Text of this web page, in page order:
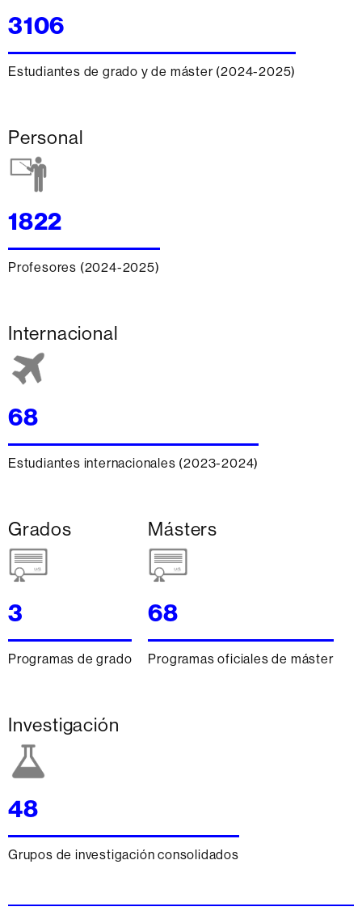
3106
Estudiantes de grado y de máster (2024-2025)
Personal
1822
Profesores (2024-2025)
Internacional
68
Estudiantes internacionales (2023-2024)
Grados
3
Programas de grado
Másters
68
Programas oficiales de máster
Investigación
48
Grupos de investigación consolidados